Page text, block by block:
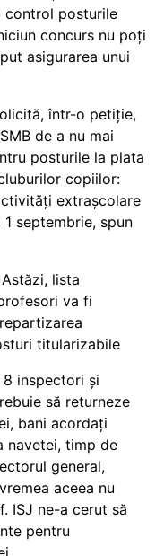
control posturile
concurs nu poți
asigurarea unui
într-o petiție,
de a nu mai
posturile la plata
copiilor:
extrașcolare
septembrie, spun
lista
va fi
titularizabile
8 inspectori și
să returneze
bani acordați
navetei, timp de
general,
aceea nu
ISJ ne-a cerut să
pentru